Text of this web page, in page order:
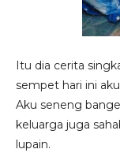
Itu dia cerita
sempet hari ini
Aku seneng
keluarga juga
lupain.